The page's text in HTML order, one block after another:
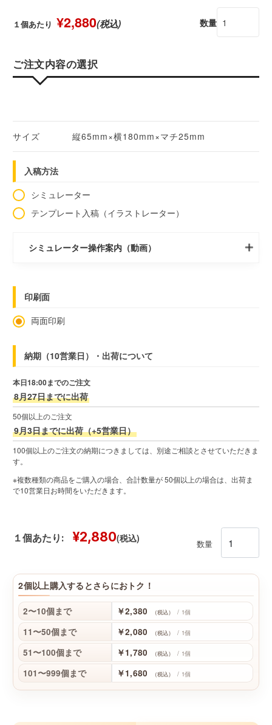
１個あたり ¥2,880(税込) 数量
ご注文内容の選択
サイズ 縦65mm×横180mm×マチ25mm
入稿方法
シミュレーター
テンプレート入稿（イラストレーター）
シミュレーター操作案内（動画）
印刷面
両面印刷
納期（10営業日）・出荷について
本日18:00までのご注文
8月27日までに出荷
50個以上のご注文
9月3日までに出荷（+5営業日）
100個以上のご注文の納期につきましては、別途ご相談とさせていただきま
す。
※複数種類の商品をご購入の場合、合計数量が 50個以上の場合は、出荷ま
で10営業日お時間をいただきます。
１個あたり: ¥2,880(税込)
数量
2個以上購入するとさらにおトク！
2〜10個まで ￥2,380 （税込） / 1個
11〜50個まで ￥2,080 （税込） / 1個
51〜100個まで ￥1,780 （税込） / 1個
101〜999個まで ￥1,680 （税込） / 1個